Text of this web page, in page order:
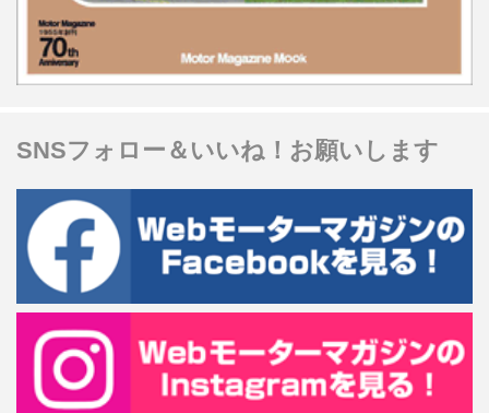
SNSフォロー＆いいね！お願いします